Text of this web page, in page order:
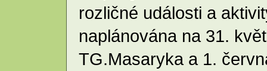
rozličné události a
naplánována na 31.
TG.Masaryka a 1.